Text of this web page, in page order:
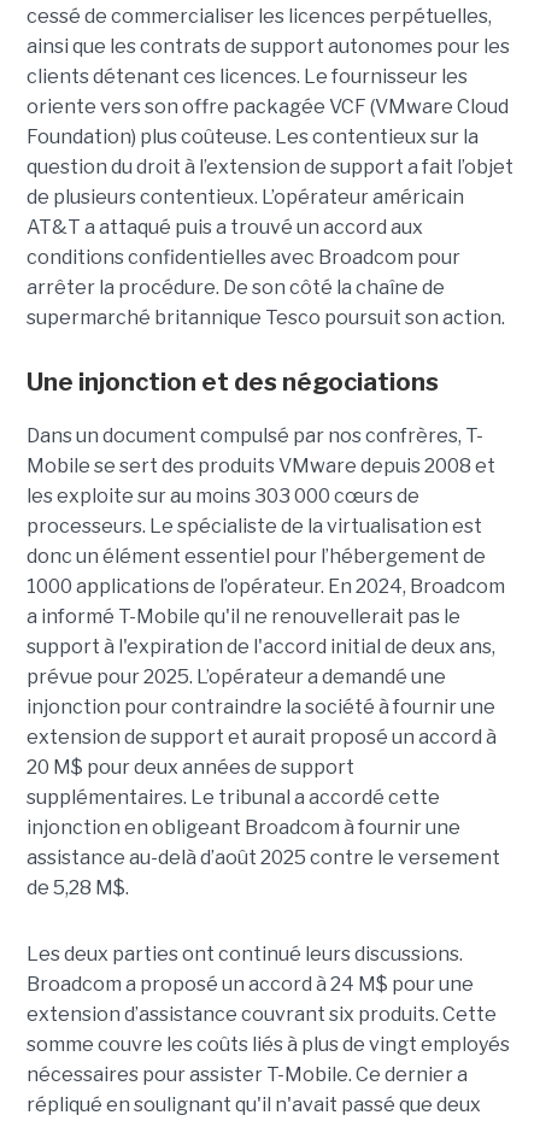
cessé de commercialiser les licences perpétuelles,
ainsi que les contrats de support autonomes pour les
clients détenant ces licences. Le fournisseur les
oriente vers son offre packagée VCF (VMware Cloud
Foundation) plus coûteuse. Les contentieux sur la
question du droit à l’extension de support a fait l’objet
de plusieurs contentieux. L’opérateur américain
AT&T a attaqué puis a trouvé un accord aux
conditions confidentielles avec Broadcom pour
arrêter la procédure. De son côté la chaîne de
supermarché britannique Tesco poursuit son action.
Une injonction et des négociations
Dans un document compulsé par nos confrères, T-
Mobile se sert des produits VMware depuis 2008 et
les exploite sur au moins 303 000 cœurs de
processeurs. Le spécialiste de la virtualisation est
donc un élément essentiel pour l’hébergement de
1000 applications de l’opérateur. En 2024, Broadcom
a informé T-Mobile qu'il ne renouvellerait pas le
support à l'expiration de l'accord initial de deux ans,
prévue pour 2025. L’opérateur a demandé une
injonction pour contraindre la société à fournir une
extension de support et aurait proposé un accord à
20 M$ pour deux années de support
supplémentaires. Le tribunal a accordé cette
injonction en obligeant Broadcom à fournir une
assistance au-delà d’août 2025 contre le versement
de 5,28 M$.
Les deux parties ont continué leurs discussions.
Broadcom a proposé un accord à 24 M$ pour une
extension d’assistance couvrant six produits. Cette
somme couvre les coûts liés à plus de vingt employés
nécessaires pour assister T-Mobile. Ce dernier a
répliqué en soulignant qu'il n'avait passé que deux